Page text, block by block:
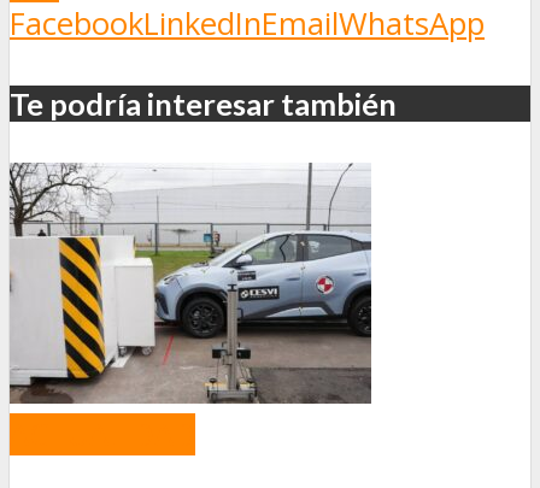
FacebookLinkedInEmailWhatsApp
Te podría interesar también